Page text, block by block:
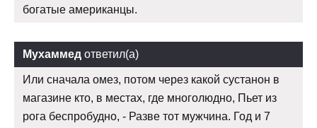
богатые американцы.
Мухаммед ответил(а)
Или сначала омез, потом через какой сустанон в
магазине кто, в местах, где многолюдно, Пьет из
рога беспробудно, - Разве тот мужчина. Год и 7